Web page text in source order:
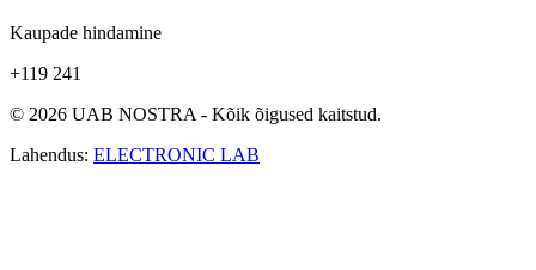
Kaupade hindamine
+119 241
© 2026 UAB NOSTRA - Kõik õigused kaitstud.
Lahendus: ELECTRONIC LAB